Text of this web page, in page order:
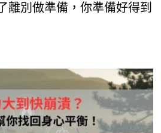
離別做準備，你準備好得到